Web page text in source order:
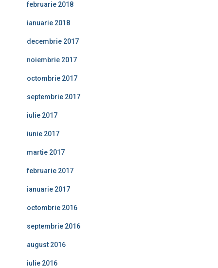
februarie 2018
ianuarie 2018
decembrie 2017
noiembrie 2017
octombrie 2017
septembrie 2017
iulie 2017
iunie 2017
martie 2017
februarie 2017
ianuarie 2017
octombrie 2016
septembrie 2016
august 2016
iulie 2016